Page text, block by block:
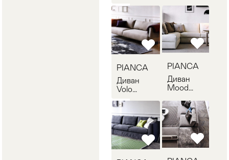
VO40A
VO33A
PIANCA
Диван
Volo
D9VO250
PIANCA
Диван
Mood
MD34P